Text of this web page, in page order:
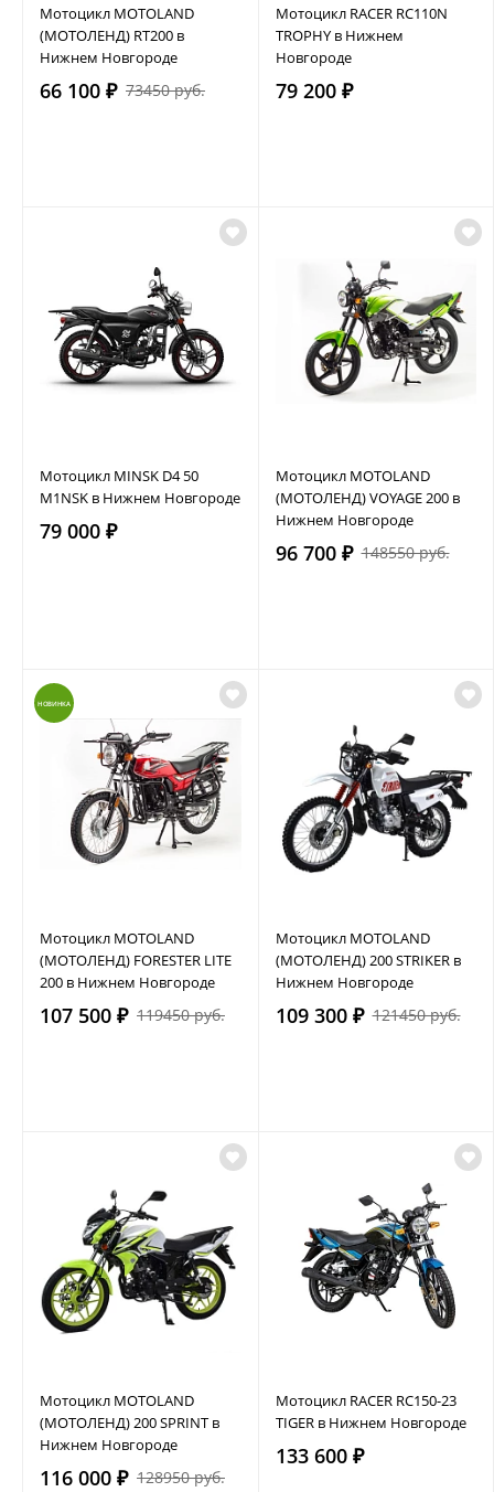
Мотоцикл MOTOLAND
(МОТОЛЕНД) RT200 в
Нижнем Новгороде
66 100 ₽ 73450 руб.
Мотоцикл RACER RC110N
TROPHY в Нижнем
Новгороде
79 200 ₽
Мотоцикл MINSK D4 50
M1NSK в Нижнем Новгороде
79 000 ₽
Мотоцикл MOTOLAND
(МОТОЛЕНД) VOYAGE 200 в
Нижнем Новгороде
96 700 ₽ 148550 руб.
НОВИНКА
Мотоцикл MOTOLAND
(МОТОЛЕНД) FORESTER LITE
200 в Нижнем Новгороде
107 500 ₽ 119450 руб.
Мотоцикл MOTOLAND
(МОТОЛЕНД) 200 STRIKER в
Нижнем Новгороде
109 300 ₽ 121450 руб.
Мотоцикл MOTOLAND
(МОТОЛЕНД) 200 SPRINT в
Нижнем Новгороде
116 000 ₽ 128950 руб.
Мотоцикл RACER RC150-23
TIGER в Нижнем Новгороде
133 600 ₽